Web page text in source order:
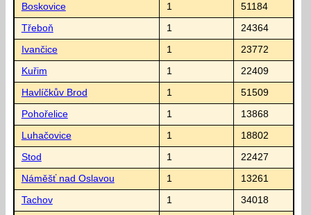
Boskovice 1 51184
Třeboň 1 24364
Ivančice 1 23772
Kuřim 1 22409
Havlíčkův Brod 1 51509
Pohořelice 1 13868
Luhačovice 1 18802
Stod 1 22427
Náměšť nad Oslavou 1 13261
Tachov 1 34018